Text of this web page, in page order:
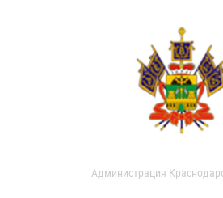
Администрация